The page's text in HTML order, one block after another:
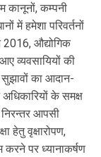
कानूनों, कम्पनी
में हमेशा परिवर्तनों
2016, औद्योगिक
व्यवसायियों की
का आदान-
के समक्ष
निरन्तर आपसी
हेतु वृक्षारोपण,
पर ध्यानाकर्षण